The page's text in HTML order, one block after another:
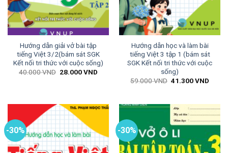
Hướng dẫn giải vở bài tập
tiếng Việt 3/2(bám sát SGK
Kết nối tri thức với cuộc sống)
40.000VND Giá
28.000VND
Hướng dẫn học và làm bài
tiếng Việt 3 tập 1 (bám sát
SGK Kết nối tri thức với cuộc
sống)
59.000VND Giá
41.300VND
-30% -30%